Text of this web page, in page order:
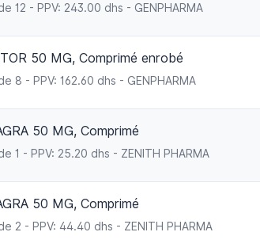
12 - PPV: 243.00 dhs - GENPHARMA
50 MG, Comprimé enrobé
8 - PPV: 162.60 dhs - GENPHARMA
50 MG, Comprimé
1 - PPV: 25.20 dhs - ZENITH PHARMA
50 MG, Comprimé
2 - PPV: 44.40 dhs - ZENITH PHARMA